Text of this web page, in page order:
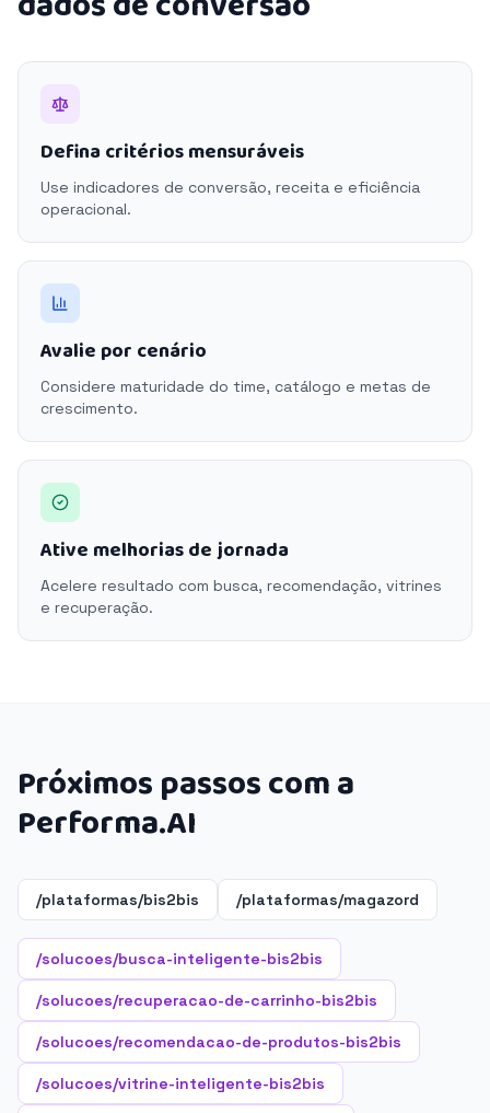
Defina critérios mensuráveis
Use indicadores de conversão, receita e eficiência
operacional.
Avalie por cenário
Considere maturidade do time, catálogo e metas de
crescimento.
Ative melhorias de jornada
Acelere resultado com busca, recomendação, vitrines
e recuperação.
Próximos passos com a
Performa.AI
/plataformas/bis2bis /plataformas/magazord
/solucoes/busca-inteligente-bis2bis
/solucoes/recuperacao-de-carrinho-bis2bis
/solucoes/recomendacao-de-produtos-bis2bis
/solucoes/vitrine-inteligente-bis2bis